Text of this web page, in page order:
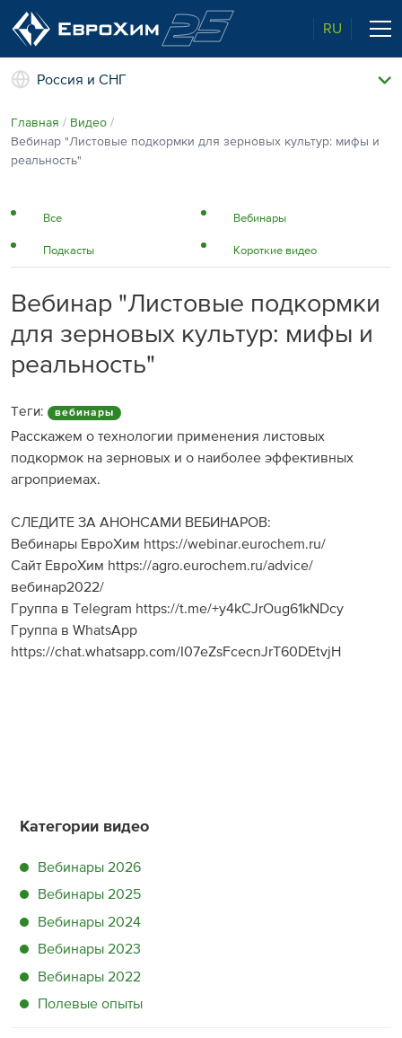
RU
Наши удобрения
О нас
Поддержка и сопровождение
Экологичность
Полевые опыты
Центр знаний
Россия и СНГ
Главная
Видео
Вебинар "Листовые подкормки для зерновых культур: мифы и
реальность"
Все Вебинары
Подкасты Короткие видео
Вебинар "Листовые подкормки
для зерновых культур: мифы и
реальность"
Теги: вебинары
Расскажем о технологии применения листовых
подкормок на зерновых и о наиболее эффективных
агроприемах.
СЛЕДИТЕ ЗА АНОНСАМИ ВЕБИНАРОВ:
Вебинары ЕвроХим https://webinar.eurochem.ru/
Сайт ЕвроХим https://agro.eurochem.ru/advice/
вебинар2022/
Группа в Telegram https://t.me/+y4kCJrOug61kNDcy
Группа в WhatsApp
https://chat.whatsapp.com/I07eZsFcecnJrT60DEtvjH
Категории видео
Вебинары 2026
Вебинары 2025
Вебинары 2024
Вебинары 2023
Вебинары 2022
Полевые опыты